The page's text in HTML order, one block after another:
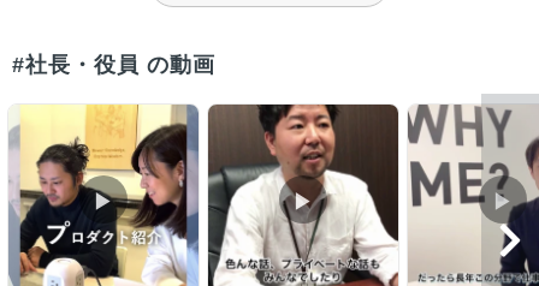
#社長・役員 の動画
▶︎ ▶︎ ▶︎